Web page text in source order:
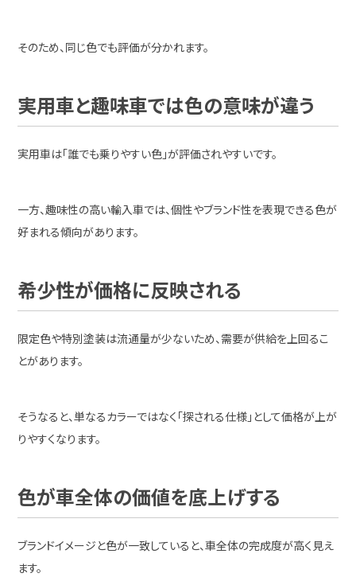
そのため、同じ色でも評価が分かれます。
実用車と趣味車では色の意味が違う
実用車は「誰でも乗りやすい色」が評価されやすいです。
一方、趣味性の高い輸入車では、個性やブランド性を表現できる色が
好まれる傾向があります。
希少性が価格に反映される
限定色や特別塗装は流通量が少ないため、需要が供給を上回るこ
とがあります。
そうなると、単なるカラーではなく「探される仕様」として価格が上が
りやすくなります。
色が車全体の価値を底上げする
ブランドイメージと色が一致していると、車全体の完成度が高く見え
ます。